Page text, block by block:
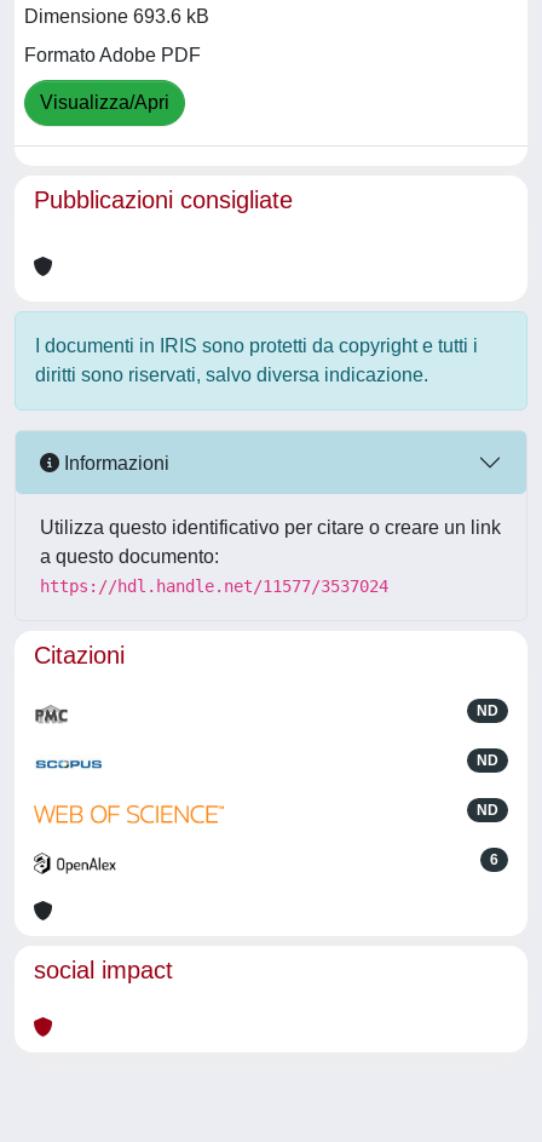
Dimensione 693.6 kB
Formato Adobe PDF
Visualizza/Apri
Pubblicazioni consigliate
I documenti in IRIS sono protetti da copyright e tutti i
diritti sono riservati, salvo diversa indicazione.
Informazioni
Utilizza questo identificativo per citare o creare un link
a questo documento:
https://hdl.handle.net/11577/3537024
Citazioni
ND
ND
ND
6
social impact